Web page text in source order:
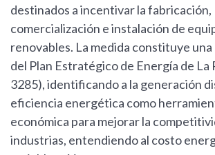
destinados a incentivar la fabricación,
comercialización e instalación de
renovables. La medida constituye
del Plan Estratégico de Energía de La
3285), identificando a la generación
eficiencia energética como
económica para mejorar la
industrias, entendiendo al costo